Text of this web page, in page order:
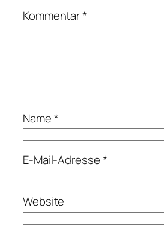
Kommentar*
Name*
E-Mail-Adresse*
Website